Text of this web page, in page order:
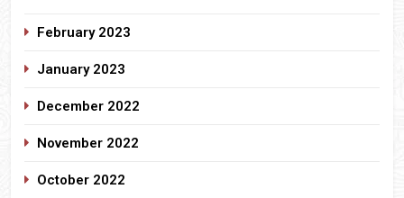
February 2023
January 2023
December 2022
November 2022
October 2022